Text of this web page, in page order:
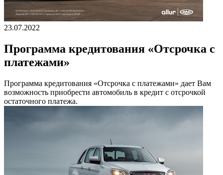
23.07.2022
Программа кредитования «Отсрочка с
платежами»
Программа кредитования «Отсрочка с платежами» дает Вам
возможность приобрести автомобиль в кредит с отсрочкой
остаточного платежа.